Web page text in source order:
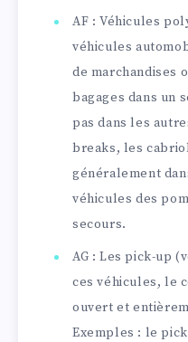
AF : Véhicules
véhicules
de marchandises
bagages dans un
pas dans les
breaks, les
généralement
véhicules des
secours.
AG : Les pick-up
ces véhicules, le
ouvert et
Exemples : le